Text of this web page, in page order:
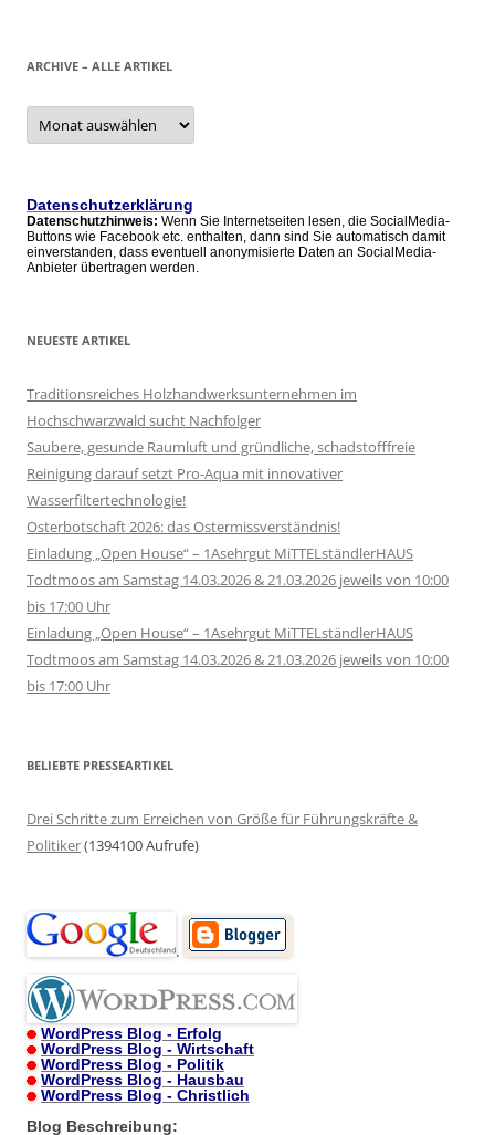
ARCHIVE – ALLE ARTIKEL
Archive
alle
Datenschutzerklärung
Datenschutzhinweis: Wenn Sie Internetseiten lesen, die SocialMedia-
Buttons wie Facebook etc. enthalten, dann sind Sie automatisch damit
einverstanden, dass eventuell anonymisierte Daten an SocialMedia-
Anbieter übertragen werden.
NEUESTE ARTIKEL
Traditionsreiches Holzhandwerksunternehmen im
Hochschwarzwald sucht Nachfolger
Saubere, gesunde Raumluft und gründliche, schadstofffreie
Reinigung darauf setzt Pro-Aqua mit innovativer
Wasserfiltertechnologie!
Osterbotschaft 2026: das Ostermissverständnis!
Einladung „Open House“ – 1Asehrgut MiTTELständlerHAUS
Todtmoos am Samstag 14.03.2026 & 21.03.2026 jeweils von 10:00
bis 17:00 Uhr
Einladung „Open House“ – 1Asehrgut MiTTELständlerHAUS
Todtmoos am Samstag 14.03.2026 & 21.03.2026 jeweils von 10:00
bis 17:00 Uhr
BELIEBTE PRESSEARTIKEL
Drei Schritte zum Erreichen von Größe für Führungskräfte &
Politiker(1394100 Aufrufe)
.
WordPress Blog - Erfolg
WordPress Blog - Wirtschaft
WordPress Blog - Politik
WordPress Blog - Hausbau
WordPress Blog - Christlich
Blog Beschreibung: